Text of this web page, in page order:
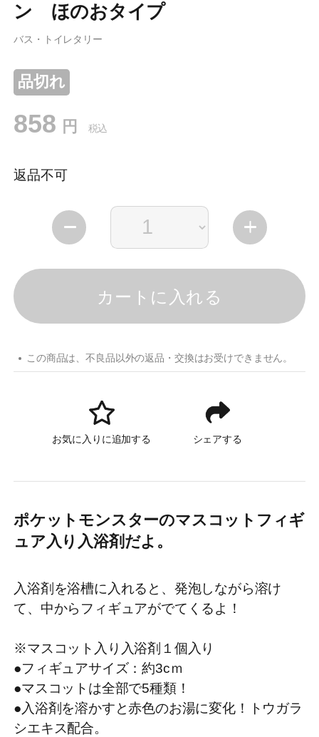
ン ほのおタイプ
バス・トイレタリー
品切れ
858 円 税込
返品不可
カートに入れる
この商品は、不良品以外の返品・交換はお受けできません。
お気に入りに追加する シェアする
ポケットモンスターのマスコットフィギ
ュア入り入浴剤だよ。
入浴剤を浴槽に入れると、発泡しながら溶け
て、中からフィギュアがでてくるよ！
※マスコット入り入浴剤１個入り
●フィギュアサイズ：約3cｍ
●マスコットは全部で5種類！
●入浴剤を溶かすと赤色のお湯に変化！トウガラ
シエキス配合。